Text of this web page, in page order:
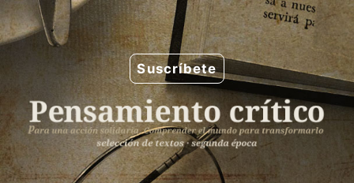
Saltar
al
contenido
Suscríbete